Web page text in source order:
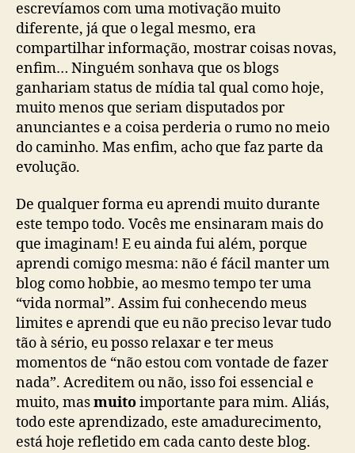
escrevíamos com uma motivação muito
diferente, já que o legal mesmo, era
compartilhar informação, mostrar coisas novas,
enfim… Ninguém sonhava que os blogs
ganhariam status de mídia tal qual como hoje,
muito menos que seriam disputados por
anunciantes e a coisa perderia o rumo no meio
do caminho. Mas enfim, acho que faz parte da
evolução.
De qualquer forma eu aprendi muito durante
este tempo todo. Vocês me ensinaram mais do
que imaginam! E eu ainda fui além, porque
aprendi comigo mesma: não é fácil manter um
blog como hobbie, ao mesmo tempo ter uma
“vida normal”. Assim fui conhecendo meus
limites e aprendi que eu não preciso levar tudo
tão à sério, eu posso relaxar e ter meus
momentos de “não estou com vontade de fazer
nada”. Acreditem ou não, isso foi essencial e
muito, masmuitoimportante para mim. Aliás,
todo este aprendizado, este amadurecimento,
está hoje refletido em cada canto deste blog.